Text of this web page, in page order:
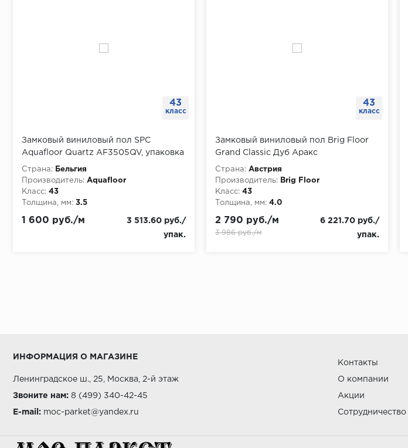
43
класс
Замковый виниловый пол SPC
Aquafloor Quartz AF3505QV, упаковка
2.196 м
Страна:
Бельгия
Производитель: Aquafloor
Класс: 43
Толщина, мм: 3.5
1 600 руб./м
3 513.60 руб./
упак.
43
класс
Замковый виниловый пол Brig Floor
Grand Classic Дуб Аракс
Страна: Австрия
Производитель:
Brig Floor
Класс: 43
Толщина, мм: 4.0
2 790 руб./м
3 986 руб./м
6 221.70 руб./
упак.
ИНФОРМАЦИЯ О МАГАЗИНЕ
Ленинградское ш., 25, Москва, 2-й этаж
Звоните нам: 8 (499) 340-42-45
E-mail: moc-parket@yandex.ru
Контакты
О компании
Акции
Сотрудничество